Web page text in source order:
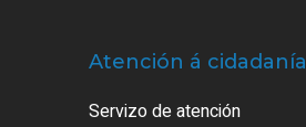
Atención á cidadanía
Servizo de atención